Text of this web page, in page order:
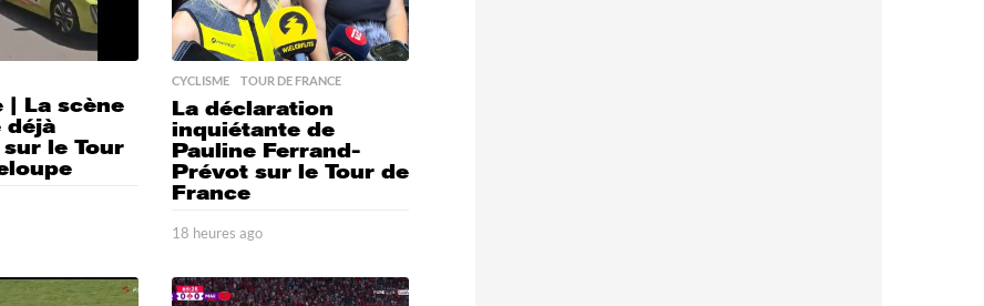
| La scène
déjà
le Tour
CYCLISME ,TOUR DE FRANCE
La déclaration
inquiétante de
Pauline Ferrand-
Prévot sur le Tour de
France
18 heures ago1
h
e